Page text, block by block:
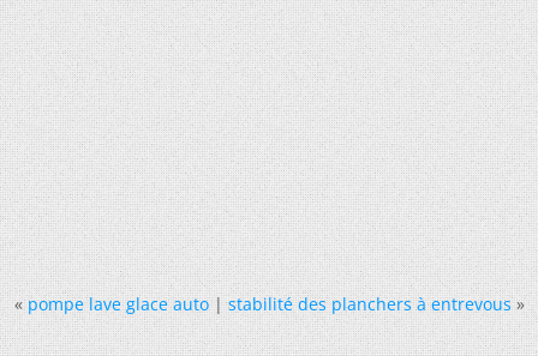
« pompe lave glace auto|stabilité des planchers à entrevous »